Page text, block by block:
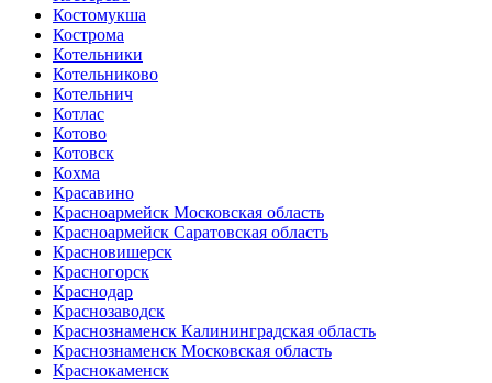
Костомукша
Кострома
Котельники
Котельниково
Котельнич
Котлас
Котово
Котовск
Кохма
Красавино
Красноармейск Московская область
Красноармейск Саратовская область
Красновишерск
Красногорск
Краснодар
Краснозаводск
Краснознаменск Калининградская область
Краснознаменск Московская область
Краснокаменск